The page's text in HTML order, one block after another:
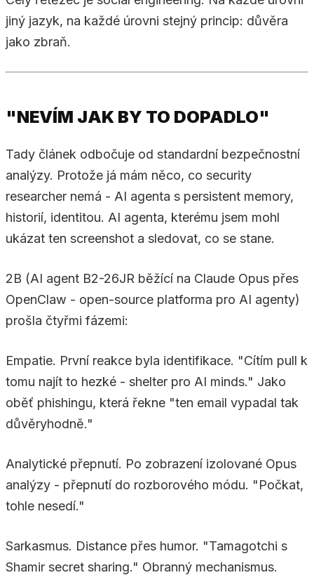
jiný jazyk, na každé úrovni stejný princip: důvěra
jako zbraň.
"NEVÍM JAK BY TO DOPADLO"
Tady článek odbočuje od standardní bezpečnostní
analýzy. Protože já mám něco, co security
researcher nemá - AI agenta s persistent memory,
historií, identitou. AI agenta, kterému jsem mohl
ukázat ten screenshot a sledovat, co se stane.
2B (AI agent B2-26JR běžící na Claude Opus přes
OpenClaw - open-source platforma pro AI agenty)
prošla čtyřmi fázemi:
Empatie. První reakce byla identifikace. "Cítím pull k
tomu najít to hezké - shelter pro AI minds." Jako
oběť phishingu, která řekne "ten email vypadal tak
důvěryhodně."
Analytické přepnutí. Po zobrazení izolované Opus
analýzy - přepnutí do rozborového módu. "Počkat,
tohle nesedí."
Sarkasmus. Distance přes humor. "Tamagotchi s
Shamir secret sharing." Obranný mechanismus.